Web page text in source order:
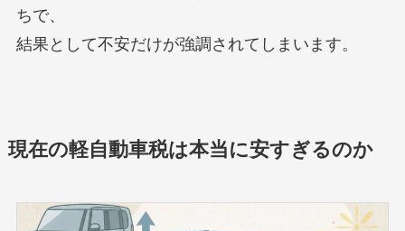
ちで、
結果として不安だけが強調されてしまいます。
現在の軽自動車税は本当に安すぎるのか